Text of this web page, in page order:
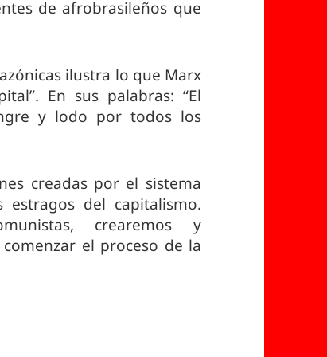
de afrobrasileños que
ilustra lo que Marx
En sus palabras: “El
y lodo por todos los
creadas por el sistema
estragos del capitalismo.
crearemos y
el proceso de la